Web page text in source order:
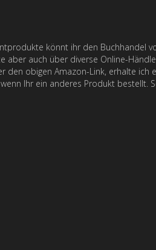
könnt ihr den Buchhandel
aber auch über diverse Online-
den obigen Amazon-Link, erhalte ich
Ihr ein anderes Produkt bestellt.